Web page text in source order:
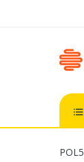
POL5